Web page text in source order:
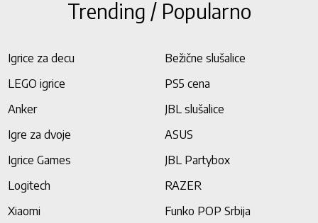
Trending / Popularno
Igrice za decu
Bežične slušalice
LEGO igrice
PS5 cena
Anker
JBL slušalice
Igre za dvoje
ASUS
Igrice Games
JBL Partybox
Logitech
RAZER
Xiaomi
Funko POP Srbija